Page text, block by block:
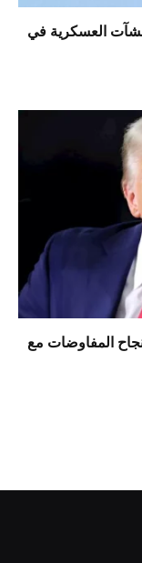
العسكرية في
المفاوضات مع